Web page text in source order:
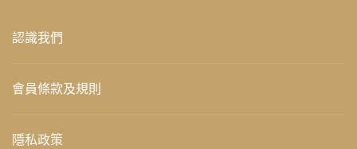
認識我們
會員條款及規則
隱私政策